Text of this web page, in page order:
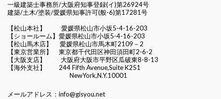
一級建築士事務所/大阪府知事登録(イ)第26924号
建築/土木/塗装/愛媛県知事許可(般-6)第17281号
【松山本社】
愛媛県松山市小坂5-4-16-203
【ショールーム】愛媛県松山市小坂5-4-16-203
【松山馬木店】 愛媛県松山市馬木町2109－2
【東京営業所】 東京都千代田区神田須田町2-6-2
【大阪支店】 大阪府大阪市平野区瓜破東8-8-13
【海外支社】 244 Fifth Avenue,Suite K251
NewYork,N.Y.10001
メールアドレス： info@gisyou.net